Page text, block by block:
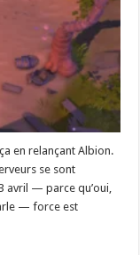
en relançant Albion.
se sont
avril — parce qu’oui,
— force est